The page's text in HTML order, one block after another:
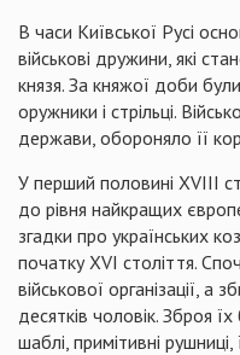
В часи Київської Русі
військові дружини, які
князя. За княжої доби
оружники і стрільці.
держави, обороняло її
У перший половині XVIII
до рівня найкращих
згадки про українських
початку XVI століття.
військової організації, а
десятків чоловік. Зброя
шаблі, примітивні